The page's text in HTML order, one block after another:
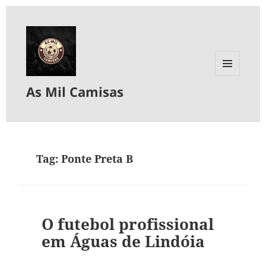
As Mil Camisas
Tag:Ponte Preta B
O futebol profissional
em Águas de Lindóia